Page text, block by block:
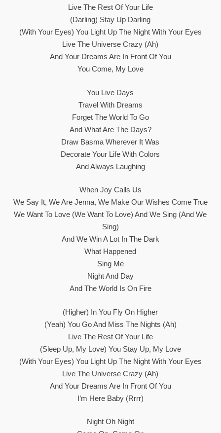
Live The Rest Of Your Life
(darling) Stay Up Darling
(With Your Eyes) You Light Up The Night With Your Eyes
Live The Universe Crazy (Ah)
And Your Dreams Are In Front Of You
You Come, My Love
You Live Days
Travel With Dreams
Forget The World To Go
And What Are The Days?
Draw Basma Wherever It Was
Decorate Your Life With Colors
And Always Laughing
When Joy Calls Us
We Say It, We Are Jenna, We Make Our Wishes Come True
We Want To Love (we Want To Love) And We Sing (and We
Sing)
And We Win A Lot In The Dark
What Happened
Sing Me
Night And Day
And The World Is On Fire
(Higher) In You Fly On Higher
(Yeah) You Go And Miss The Nights (Ah)
Live The Rest Of Your Life
(Sleep Up, My Love) You Stay Up, My Love
(With Your Eyes) You Light Up The Night With Your Eyes
Live The Universe Crazy (Ah)
And Your Dreams Are In Front Of You
I’m Here Baby (Rrrr)
Night Oh Night